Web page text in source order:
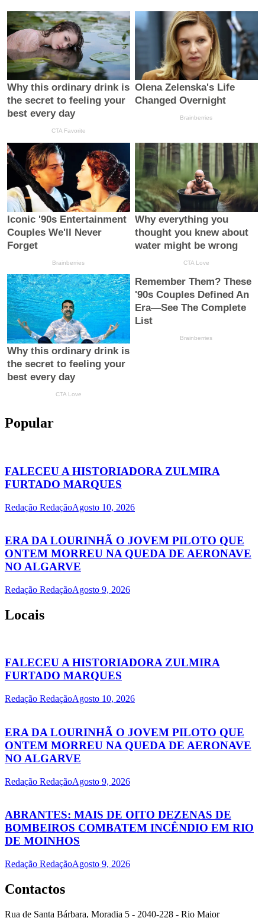
Popular
FALECEU A HISTORIADORA ZULMIRA
FURTADO MARQUES
Redação RedaçãoAgosto 10, 2026
ERA DA LOURINHÃ O JOVEM PILOTO QUE
ONTEM MORREU NA QUEDA DE AERONAVE
NO ALGARVE
Redação RedaçãoAgosto 9, 2026
Locais
FALECEU A HISTORIADORA ZULMIRA
FURTADO MARQUES
Redação RedaçãoAgosto 10, 2026
ERA DA LOURINHÃ O JOVEM PILOTO QUE
ONTEM MORREU NA QUEDA DE AERONAVE
NO ALGARVE
Redação RedaçãoAgosto 9, 2026
ABRANTES: MAIS DE OITO DEZENAS DE
BOMBEIROS COMBATEM INCÊNDIO EM RIO
DE MOINHOS
Redação RedaçãoAgosto 9, 2026
Contactos
Rua de Santa Bárbara, Moradia 5 - 2040-228 - Rio Maior